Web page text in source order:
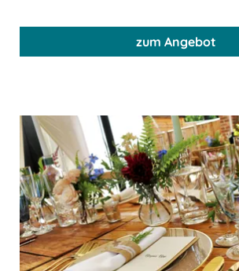
zum Angebot